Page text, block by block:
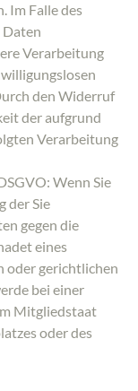
Im Falle des
Verarbeitung
den Widerruf
der aufgrund
Verarbeitung
Wenn Sie
der Sie
gegen die
eines
oder gerichtlichen
bei einer
Mitgliedstaat
oder des